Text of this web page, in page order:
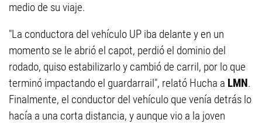
medio de su viaje.
"La conductora del vehículo UP iba delante y en un
momento se le abrió el capot, perdió el dominio del
rodado, quiso estabilizarlo y cambió de carril, por lo que
terminó impactando el guardarrail", relató Hucha a LMN.
Finalmente, el conductor del vehículo que venía detrás lo
hacía a una corta distancia, y aunque vio a la joven